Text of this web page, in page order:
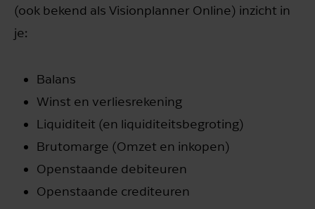
(ook bekend als Visionplanner Online) inzicht in
je:
Balans
Winst en verliesrekening
Liquiditeit (en liquiditeitsbegroting)
Brutomarge (Omzet en inkopen)
Openstaande debiteuren
Openstaande crediteuren